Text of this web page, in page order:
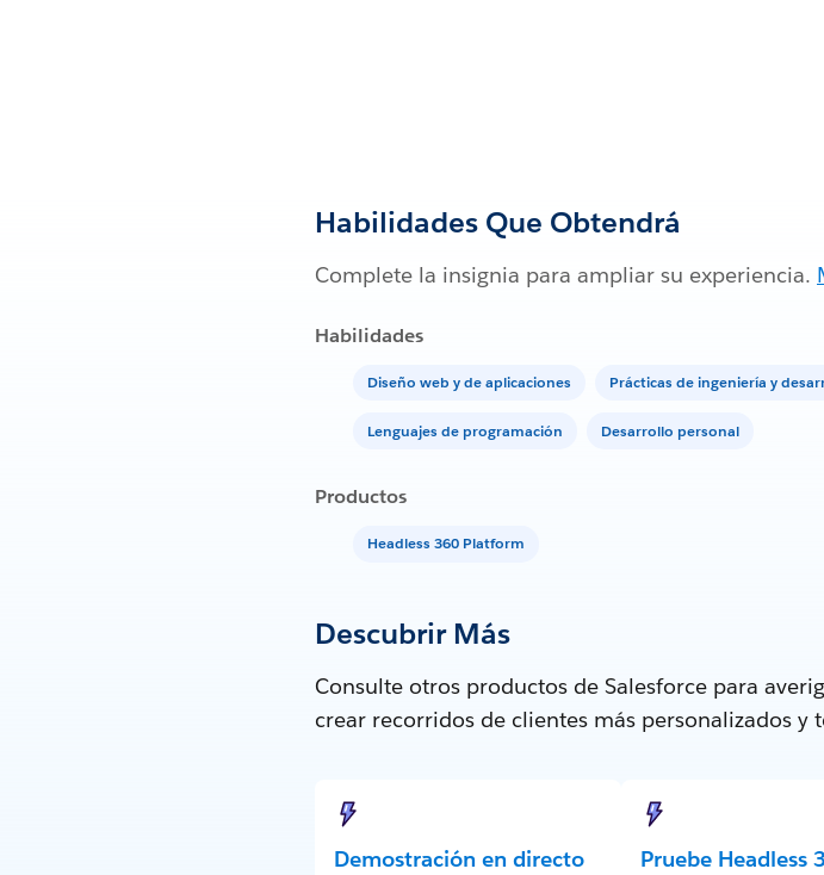
Habilidades Que Obtendrá
Complete la insignia para ampliar su experiencia.
Habilidades
Diseño web y de aplicaciones Prácticas de ingeniería y
Lenguajes de programación Desarrollo personal
Productos
Headless 360 Platform
Descubrir Más
Consulte otros productos de Salesforce para
crear recorridos de clientes más personalizados y
Demostración en directo
Pruebe Headless